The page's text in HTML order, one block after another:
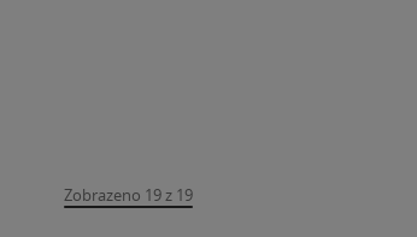
Zobrazeno 19 z 19